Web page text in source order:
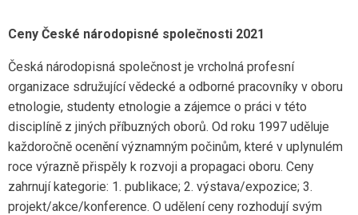
Ceny České národopisné společnosti 2021
Česká národopisná společnost je vrcholná profesní
organizace sdružující vědecké a odborné pracovníky v oboru
etnologie, studenty etnologie a zájemce o práci v této
disciplíně z jiných příbuzných oborů. Od roku 1997 uděluje
každoročně ocenění významným počinům, které v uplynulém
roce výrazně přispěly k rozvoji a propagaci oboru. Ceny
zahrnují kategorie: 1. publikace; 2. výstava/expozice; 3.
projekt/akce/konference. O udělení ceny rozhodují svým